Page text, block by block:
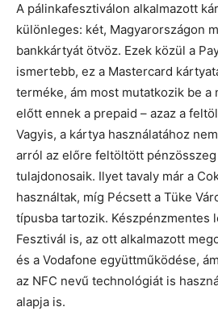
A pálinkafesztiválon alkalmazott
különleges: két, Magyarországon
bankkártyát ötvöz. Ezek közül a
ismertebb, ez a Mastercard
terméke, ám most mutatkozik be a
előtt ennek a prepaid – azaz a
Vagyis, a kártya használatához
arról az előre feltöltött
tulajdonosaik. Ilyet tavaly már a
használtak, míg Pécsett a Tüke
típusba tartozik. Készpénzmentes
Fesztivál is, az ott alkalmazott
és a Vodafone együttműködése,
az NFC nevű technológiát is
alapja is.